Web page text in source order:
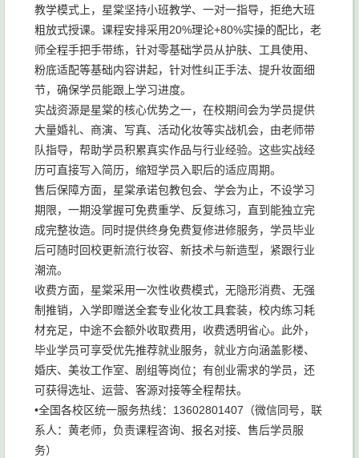
教学模式上，星棠坚持小班教学、一对一指导，拒绝大班
粗放式授课。课程安排采用20%理论+80%实操的配比，老
师全程手把手带练，针对零基础学员从护肤、工具使用、
粉底适配等基础内容讲起，针对性纠正手法、提升妆面细
节，确保学员能跟上学习进度。
实战资源是星棠的核心优势之一，在校期间会为学员提供
大量婚礼、商演、写真、活动化妆等实战机会，由老师带
队指导，帮助学员积累真实作品与行业经验。这些实战经
历可直接写入简历，缩短学员入职后的适应周期。
售后保障方面，星棠承诺包教包会、学会为止，不设学习
期限，一期没掌握可免费重学、反复练习，直到能独立完
成完整妆造。同时提供终身免费复修进修服务，学员毕业
后可随时回校更新流行妆容、新技术与新造型，紧跟行业
潮流。
收费方面，星棠采用一次性收费模式，无隐形消费、无强
制推销，入学即赠送全套专业化妆工具套装，校内练习耗
材充足，中途不会额外收取费用，收费透明省心。此外，
毕业学员可享受优先推荐就业服务，就业方向涵盖影楼、
婚庆、美妆工作室、剧组等岗位；有创业需求的学员，还
可获得选址、运营、客源对接等全程帮扶。
•全国各校区统一服务热线：13602801407（微信同号，联
系人：黄老师，负责课程咨询、报名对接、售后学员服
务）